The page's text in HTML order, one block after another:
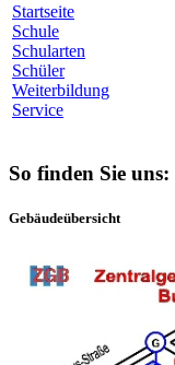
Startseite
Schule
Schularten
Schüler
Weiterbildung
Service
So finden Sie uns:
Gebäudeübersicht